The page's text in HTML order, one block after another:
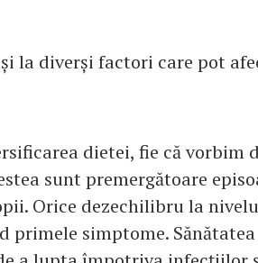
la diverși factori care pot
dietei, fie că vorbim
sunt premergătoare
Orice dezechilibru la
primele simptome.